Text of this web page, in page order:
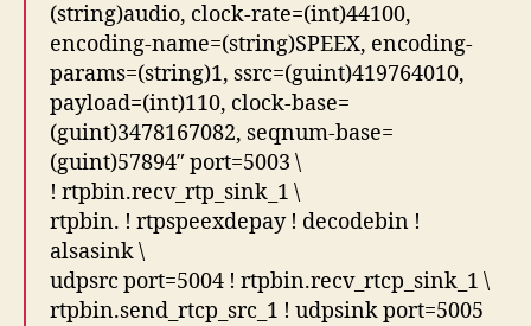
(string)audio, clock-rate=(int)44100,
encoding-name=(string)SPEEX, encoding-
params=(string)1, ssrc=(guint)419764010,
payload=(int)110, clock-base=
(guint)3478167082, seqnum-base=
(guint)57894″ port=5003 \
! rtpbin.recv_rtp_sink_1 \
rtpbin. ! rtpspeexdepay ! decodebin !
alsasink \
udpsrc port=5004 ! rtpbin.recv_rtcp_sink_1 \
rtpbin.send_rtcp_src_1 ! udpsink port=5005